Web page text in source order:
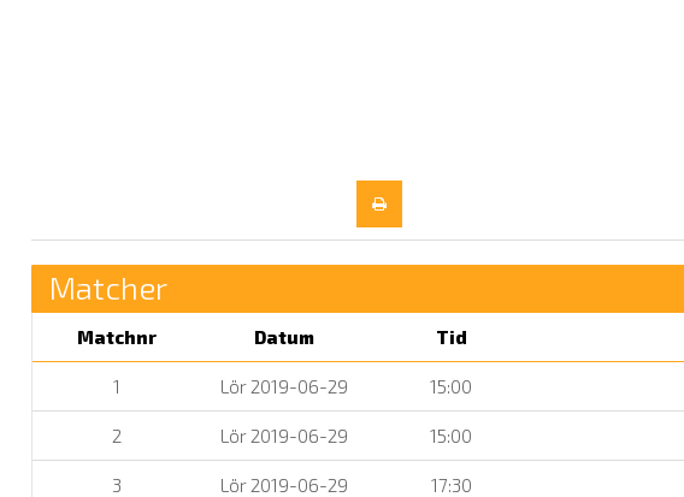
Matcher
Matchnr Datum Tid
1 Lör 2019-06-29 15:00
2 Lör 2019-06-29 15:00
3 Lör 2019-06-29 17:30